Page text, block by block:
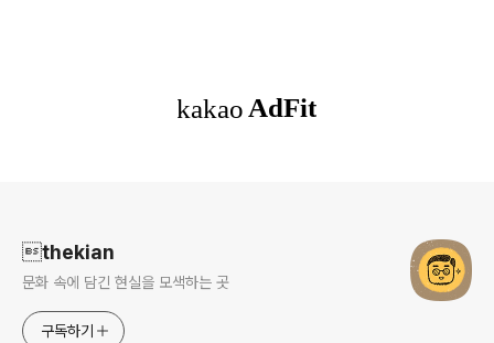
thekian
문화 속에 담긴 현실을 모색하는 곳
구독하기